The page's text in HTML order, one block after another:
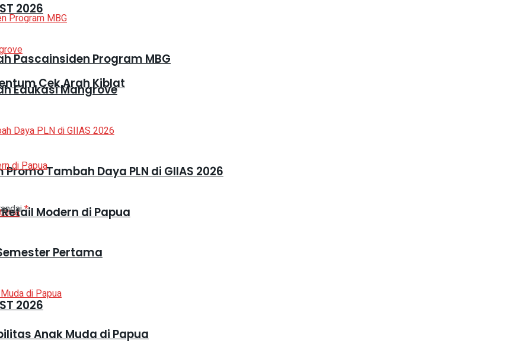
2026
Edukasi Mangrove
Tambah Daya PLN di GIIAS 2026
Pertama
Anak Muda di Papua
Cek Arah Kiblat
Modern di Papua
2026
Pascainsiden Program MBG
*